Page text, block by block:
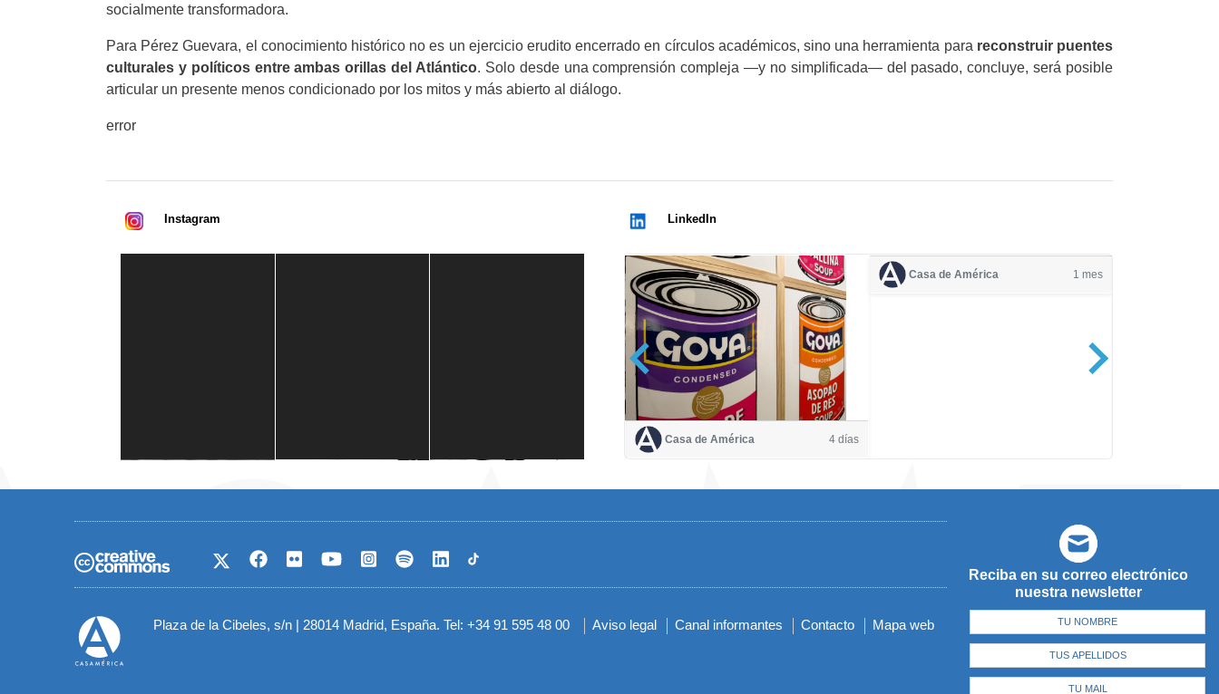
socialmente transformadora.
Para Pérez Guevara, el conocimiento histórico no es un ejercicio erudito encerrado en círculos académicos, sino una herramienta para reconstruir puentes
culturales y políticos entre ambas orillas del Atlántico. Solo desde una comprensión compleja —y no simplificada— del pasado, concluye, será posible
articular un presente menos condicionado por los mitos y más abierto al diálogo.
error
Instagram LinkedIn
Casa de América 4 días
Casa de América 1 mes
Reciba en su correo electrónico
nuestra newsletter
Plaza de la Cibeles, s/n | 28014 Madrid, España. Tel: +34 91 595 48 00
Menú
Aviso legal Canal informantes Contacto Mapa web